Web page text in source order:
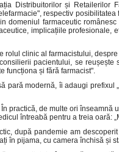
Distribuitorilor și Retailerilor
respectiv
domeniul farmaceutic
implicațiile profesionale,
rolul clinic al farmacistului,
pacientului, se
funcționa și fără farmacist".
pară modernă, îi adaugi prefixul
practică, de multe ori
întreabă pentru a treia oară:
după pandemie am
în pijama, cu camera închisă și